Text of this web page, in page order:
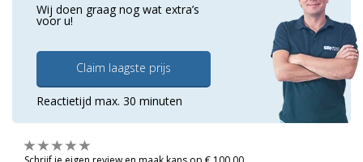
Wij doen graag nog wat extra’s
voor u!
Claim laagste prijs
Reactietijd max. 30 minuten